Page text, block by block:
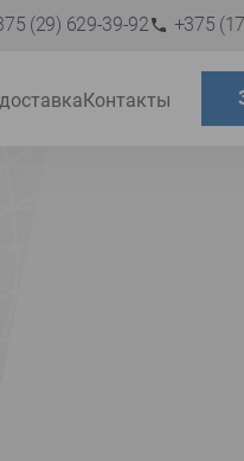
(29) 629-39-92 +375
Контакты